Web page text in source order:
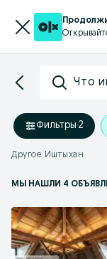
Что
Фильтры·2
Другое Иштыхан
МЫ НАШЛИ 4